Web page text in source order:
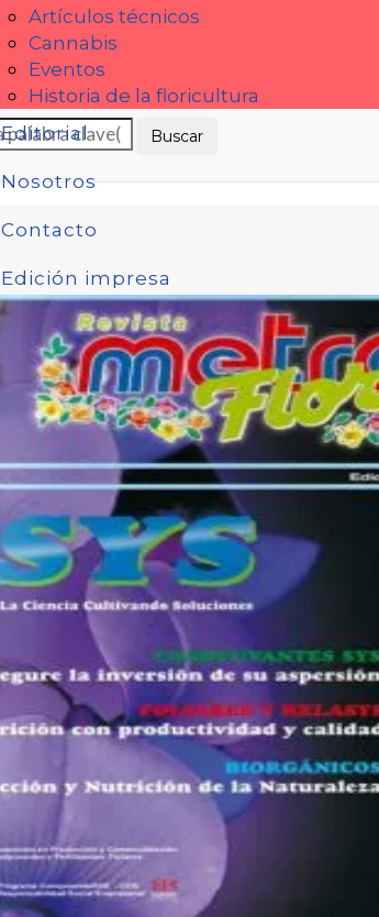
Artículos técnicos
Cannabis
Eventos
Historia de la floricultura
Editorial
Nosotros
Contacto
Edición impresa
Suscribirse